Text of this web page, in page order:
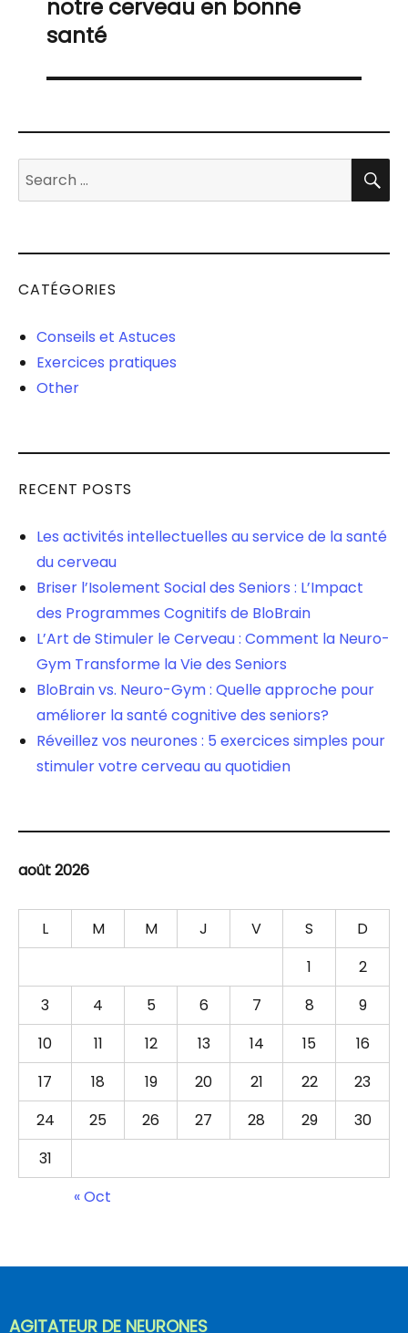
notre cerveau en bonne
santé
Search
for:
CATÉGORIES
Conseils et Astuces
Exercices pratiques
Other
RECENT POSTS
Les activités intellectuelles au service de la santé
du cerveau
Briser l’Isolement Social des Seniors : L’Impact
des Programmes Cognitifs de BloBrain
L’Art de Stimuler le Cerveau : Comment la Neuro-
Gym Transforme la Vie des Seniors
BloBrain vs. Neuro-Gym : Quelle approche pour
améliorer la santé cognitive des seniors?
Réveillez vos neurones : 5 exercices simples pour
stimuler votre cerveau au quotidien
août 2026
L M M J V S
D
1
2
3
4 5 6 7 8
9
10
11 12 13 14 15
16
17
18 19 20 21 22
23
24
25 26 27 28 29
30
31
« Oct
AGITATEUR DE NEURONES